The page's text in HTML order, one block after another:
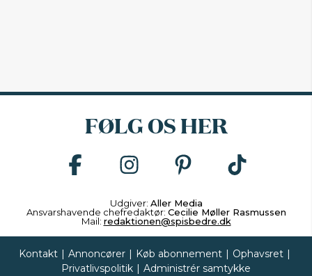
FØLG OS HER
Udgiver: Aller Media
Ansvarshavende chefredaktør: Cecilie Møller Rasmussen
Mail: redaktionen@spisbedre.dk
Kontakt | Annoncører | Køb abonnement | Ophavsret |
Privatlivspolitik | Administrér samtykke